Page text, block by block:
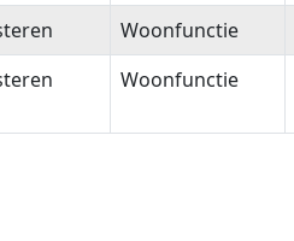
Woonfunctie
Woonfunctie